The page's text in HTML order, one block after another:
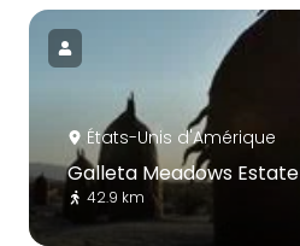
États-Unis d'Amérique
Galleta Meadows Estate
42.9 km